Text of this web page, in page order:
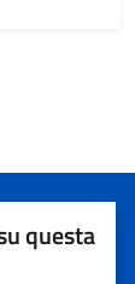
questa